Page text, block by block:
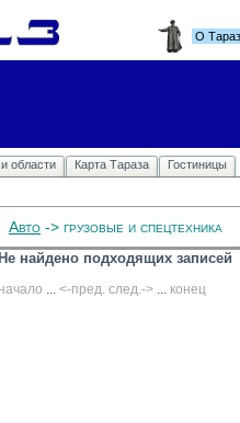
О
области Карта Тараза Гостиницы
Авто -> грузовые и спецтехника
Не найдено подходящих записей
начало ... <-пред. след.-> ... конец